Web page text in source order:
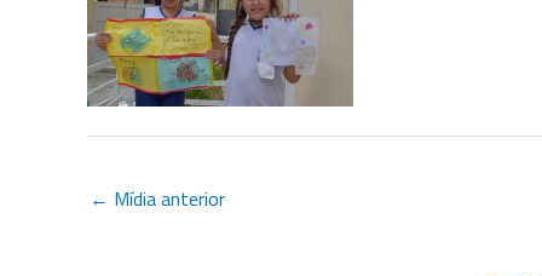
← Mídia anterior